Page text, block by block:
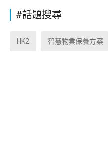
#話題搜尋
HK2 智慧物業保養方案